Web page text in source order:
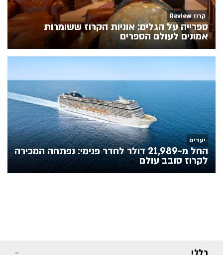
קרוז Review
ספרייה על הגלים: אוניות הקרוז ששומרות
אמונים לעולם הספרים
יעדים
החל מ-21,989 דולר לחדר פנימי: נפתחה המכירה
לקרוז סובב עולם